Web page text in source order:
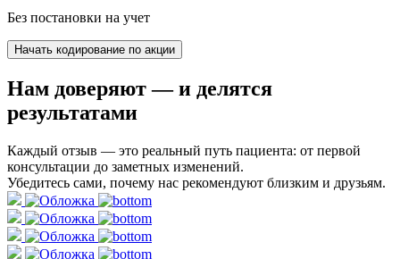
Без постановки на учет
Начать кодирование по акции
Нам доверяют— и делятся
результатами
Каждый отзыв — это реальный путь пациента: от первой
консультации до заметных изменений.
Убедитесь сами, почему нас рекомендуют близким и друзьям.